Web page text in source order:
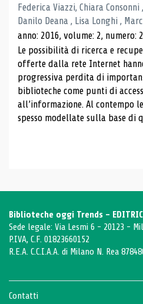
Federica Viazzi, Chiara
Danilo Deana , Lisa Longhi ,
anno: 2016, volume: 2, numero: 2
Le possibilità di ricerca e
offerte dalla rete Internet
progressiva perdita di
biblioteche come punti di
all’informazione. Al contempo
spesso modellate sulla base di
Biblioteche oggi Trends -
Sede legale: Via Lesmi 6 - 20123 -
P.IVA, C.F. 01823660152
R.E.A. C.C.I.A.A. di Milano N. Rea
Contatti